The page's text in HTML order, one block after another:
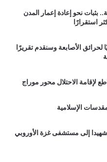
بثبات نحو إعادة إعمار المدن
استقرارًا
لحرائق الأصابعة وسنقدم تقريرًا
لإقامة الاحتلال محور موراج
الإسلامية
الاحتلال يواصل جرائمه.. وصول 18 شهيدا إلى مستشفى غزة الأوروبي